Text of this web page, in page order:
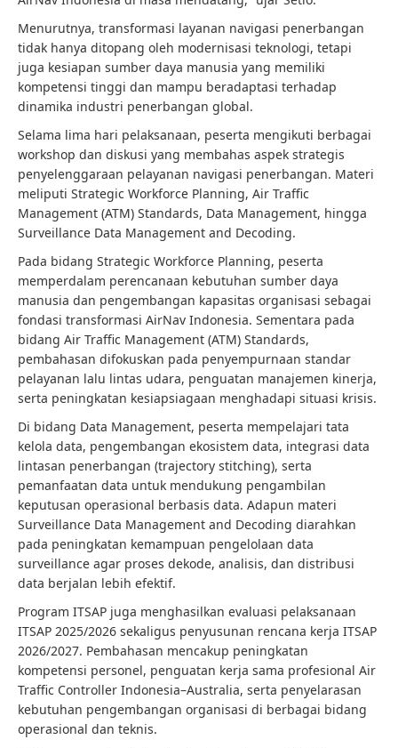
Menurutnya, transformasi layanan navigasi penerbangan
tidak hanya ditopang oleh modernisasi teknologi, tetapi
juga kesiapan sumber daya manusia yang memiliki
kompetensi tinggi dan mampu beradaptasi terhadap
dinamika industri penerbangan global.
Selama lima hari pelaksanaan, peserta mengikuti berbagai
workshop dan diskusi yang membahas aspek strategis
penyelenggaraan pelayanan navigasi penerbangan. Materi
meliputi Strategic Workforce Planning, Air Traffic
Management (ATM) Standards, Data Management, hingga
Surveillance Data Management and Decoding.
Pada bidang Strategic Workforce Planning, peserta
memperdalam perencanaan kebutuhan sumber daya
manusia dan pengembangan kapasitas organisasi sebagai
fondasi transformasi AirNav Indonesia. Sementara pada
bidang Air Traffic Management (ATM) Standards,
pembahasan difokuskan pada penyempurnaan standar
pelayanan lalu lintas udara, penguatan manajemen kinerja,
serta peningkatan kesiapsiagaan menghadapi situasi krisis.
Di bidang Data Management, peserta mempelajari tata
kelola data, pengembangan ekosistem data, integrasi data
lintasan penerbangan (trajectory stitching), serta
pemanfaatan data untuk mendukung pengambilan
keputusan operasional berbasis data. Adapun materi
Surveillance Data Management and Decoding diarahkan
pada peningkatan kemampuan pengelolaan data
surveillance agar proses dekode, analisis, dan distribusi
data berjalan lebih efektif.
Program ITSAP juga menghasilkan evaluasi pelaksanaan
ITSAP 2025/2026 sekaligus penyusunan rencana kerja ITSAP
2026/2027. Pembahasan mencakup peningkatan
kompetensi personel, penguatan kerja sama profesional Air
Traffic Controller Indonesia–Australia, serta penyelarasan
kebutuhan pengembangan organisasi di berbagai bidang
operasional dan teknis.